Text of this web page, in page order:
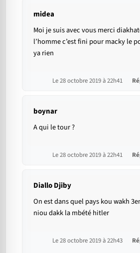
midea
Moi je suis avec vous merci
l’homme c’est fini pour macky le
ya rien
Le 28 octobre 2019 à 22h41
boynar
A qui le tour ?
Le 28 octobre 2019 à 22h41
Diallo Djiby
On est dans quel pays kou wakh
niou dakk la mbété hitler
Le 28 octobre 2019 à 22h43